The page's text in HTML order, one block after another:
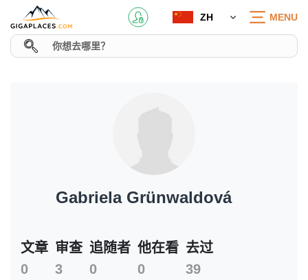
ZH MENU
Gabriela Grünwaldová
文章
0
审查
3
追随者
0
他在看
0
去过
39